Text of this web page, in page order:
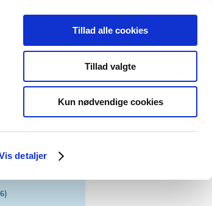
detaljer
Tillad alle cookies
Tillad valgte
Kun nødvendige cookies
Særlige
produktområder